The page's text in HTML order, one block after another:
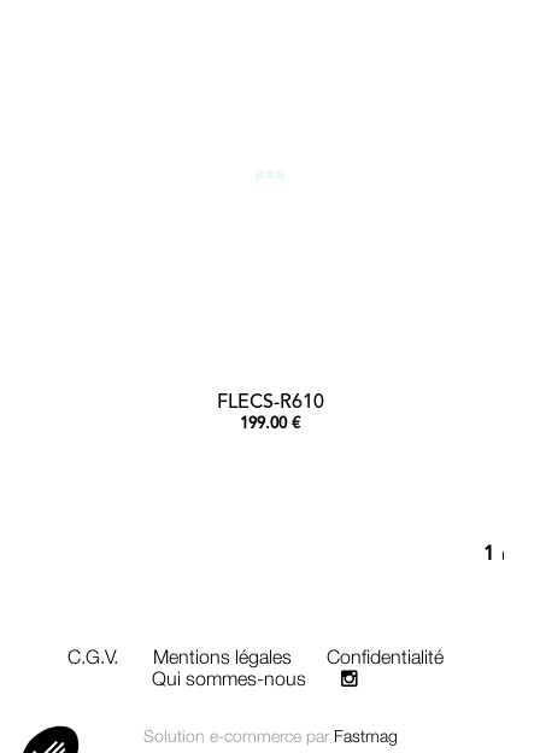
FLECS-R610
199.00 €
1
C.G.V. Mentions légales
Confidentialité
Qui sommes-nous
Solution e-commerce par Fastmag